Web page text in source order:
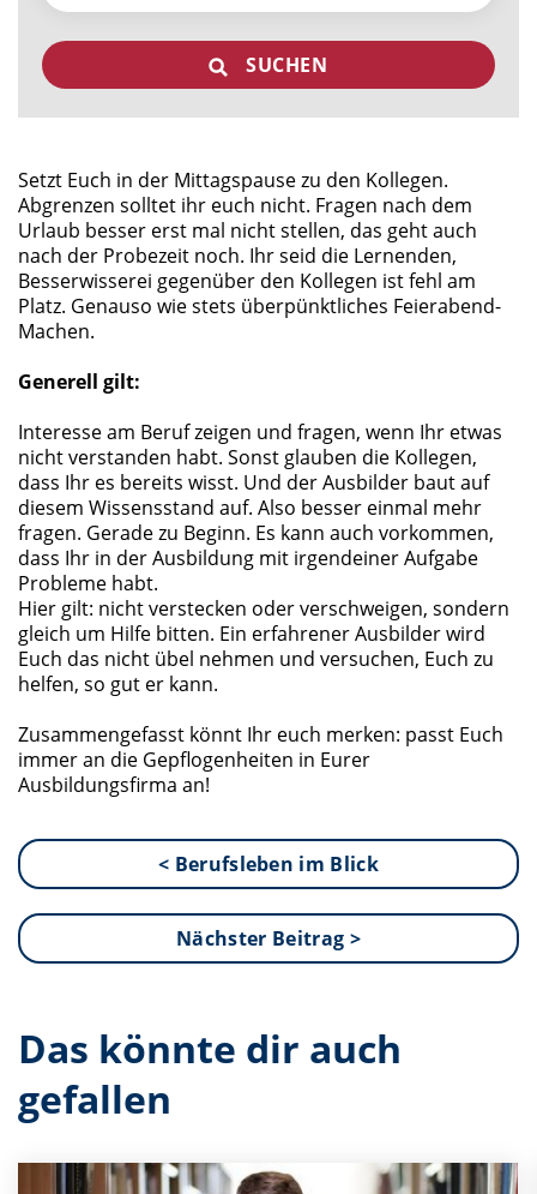
SUCHEN
Setzt Euch in der Mittagspause zu den Kollegen.
Abgrenzen solltet ihr euch nicht. Fragen nach dem
Urlaub besser erst mal nicht stellen, das geht auch
nach der Probezeit noch. Ihr seid die Lernenden,
Besserwisserei gegenüber den Kollegen ist fehl am
Platz. Genauso wie stets überpünktliches Feierabend-
Machen.
Generell gilt:
Interesse am Beruf zeigen und fragen, wenn Ihr etwas
nicht verstanden habt. Sonst glauben die Kollegen,
dass Ihr es bereits wisst. Und der Ausbilder baut auf
diesem Wissensstand auf. Also besser einmal mehr
fragen. Gerade zu Beginn. Es kann auch vorkommen,
dass Ihr in der Ausbildung mit irgendeiner Aufgabe
Probleme habt.
Hier gilt: nicht verstecken oder verschweigen, sondern
gleich um Hilfe bitten. Ein erfahrener Ausbilder wird
Euch das nicht übel nehmen und versuchen, Euch zu
helfen, so gut er kann.
Zusammengefasst könnt Ihr euch merken: passt Euch
immer an die Gepflogenheiten in Eurer
Ausbildungsfirma an!
< Berufsleben im Blick
Nächster Beitrag >
Das könnte dir auch
gefallen